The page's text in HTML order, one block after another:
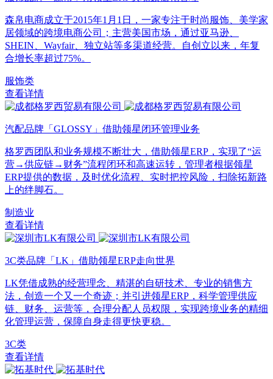
森帛电商成立于2015年1月1日，一家专注于时尚服饰、美学家
居领域的跨境电商公司；主营美国市场，通过亚马逊、
SHEIN、Wayfair、独立站等多渠道经营。自创立以来，年复
合增长率超过75%。
服饰类
查看详情
汽配品牌「GLOSSY」借助领星闭环管理业务
格罗西团队和业务规模不断壮大，借助领星ERP，实现了“运
营→供应链→财务”流程闭环和高速运转，管理者根据领星
ERP提供的数据，及时优化流程、实时把控风险，扫除拓新路
上的绊脚石。
制造业
查看详情
3C类品牌「LK」借助领星ERP走向世界
LK凭借成熟的经营理念、精湛的自研技术、专业的销售方
法，创造一个又一个奇迹；并引进领星ERP，科学管理供应
链、财务、运营等，合理分配人员权限，实现跨境业务的精细
化管理运营，保障自身走得更快更稳。
3C类
查看详情